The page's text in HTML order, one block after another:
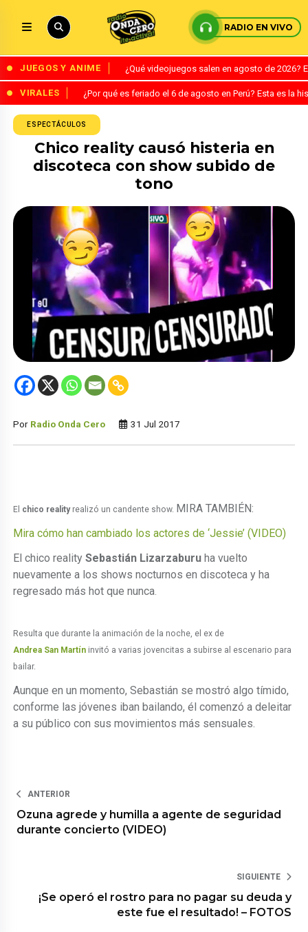
RADIO EN VIVO
JUEGOS Y ANIME ¿Qué videojuegos salen en agosto de
VIRALES ¿Por qué es feriado el 6 de agosto en Perú? Esta es la
ESPECTÁCULOS
Chico reality causó histeria en
discoteca con show subido de
tono
Por Radio Onda Cero 31 Jul 2017
El chico realityrealizó un candente show. MIRA TAMBIÉN:
Mira cómo han cambiado los actores de ‘Jessie’ (VIDEO)
El chico realitySebastián Lizarzaburu ha vuelto
nuevamente a los shows nocturnos en discoteca y ha
regresado más hot que nunca
Resulta que durante la animación de la noche, el ex de
Andrea San Martín invitó a varias jovencitas a subirse al escenario para
bailar.
Aunque en un momento, Sebastián se mostró algo tímido,
conforme las jóvenes iban bailando, él comenzó a deleitar
a su público con sus movimientos más sensuales.
ANTERIOR
Ozuna agrede y humilla a agente de seguridad
durante concierto (VIDEO)
SIGUIENTE
¡Se operó el rostro para no pagar su deuda y
este fue el resultado! – FOTOS